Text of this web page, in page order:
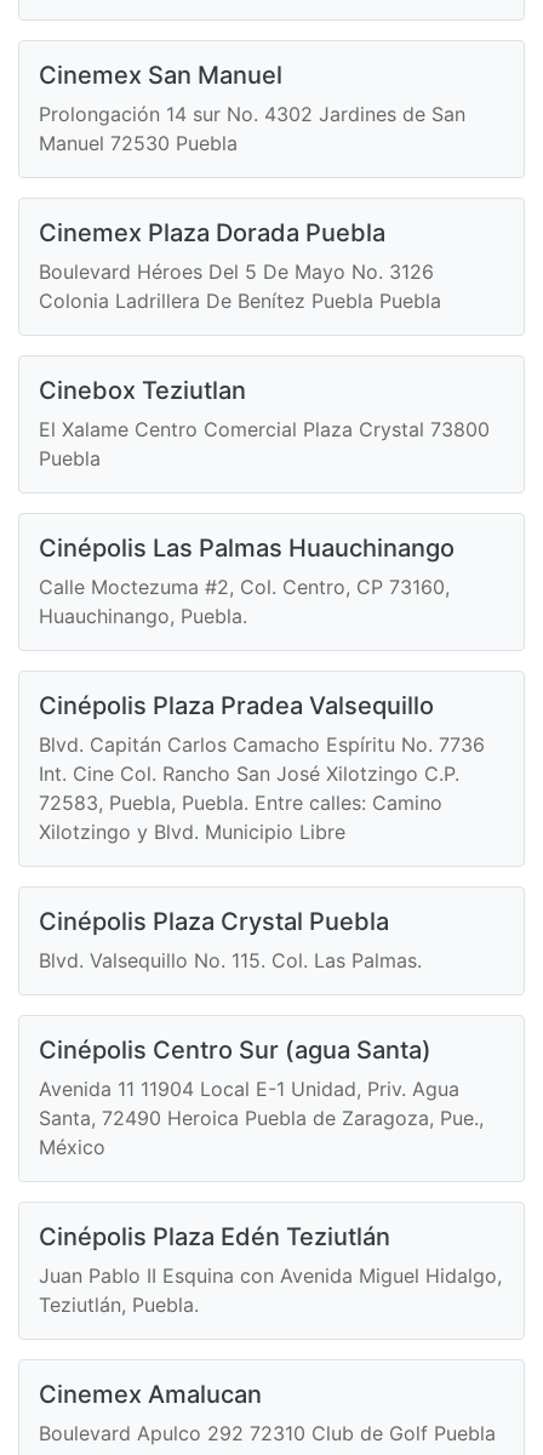
Cinemex San Manuel
Prolongación 14 sur No. 4302 Jardines de San
Manuel 72530 Puebla
Cinemex Plaza Dorada Puebla
Boulevard Héroes Del 5 De Mayo No. 3126
Colonia Ladrillera De Benítez Puebla Puebla
Cinebox Teziutlan
El Xalame Centro Comercial Plaza Crystal 73800
Puebla
Cinépolis Las Palmas Huauchinango
Calle Moctezuma #2, Col. Centro, CP 73160,
Huauchinango, Puebla.
Cinépolis Plaza Pradea Valsequillo
Blvd. Capitán Carlos Camacho Espíritu No. 7736
Int. Cine Col. Rancho San José Xilotzingo C.P.
72583, Puebla, Puebla. Entre calles: Camino
Xilotzingo y Blvd. Municipio Libre
Cinépolis Plaza Crystal Puebla
Blvd. Valsequillo No. 115. Col. Las Palmas.
Cinépolis Centro Sur (agua Santa)
Avenida 11 11904 Local E-1 Unidad, Priv. Agua
Santa, 72490 Heroica Puebla de Zaragoza, Pue.,
México
Cinépolis Plaza Edén Teziutlán
Juan Pablo II Esquina con Avenida Miguel Hidalgo,
Teziutlán, Puebla.
Cinemex Amalucan
Boulevard Apulco 292 72310 Club de Golf Puebla